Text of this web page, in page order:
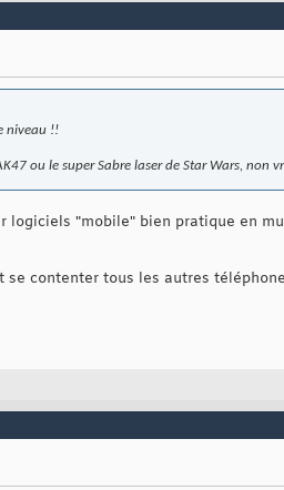
niveau !!
ou le super Sabre laser de Star Wars,
"mobile" bien pratique en
contenter tous les autres